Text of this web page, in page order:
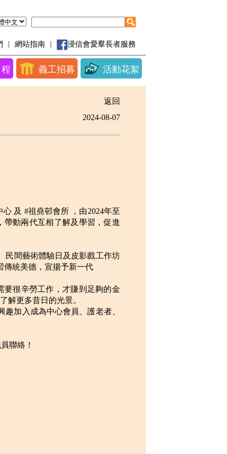
| 網站指南 | 浸信會愛羣長者服務
義工招募 活動花絮
2024-08-07
返回
及 #祖堯邨會所 ，由2024年至
帶動兩代互相了解及學習，促進
民間藝術體驗日及皮影戲工作坊
傳統美德，宣揚予新一代
要很辛勞工作，才賺到足夠的金
解更多昔日的光景。
加入成為中心會員、護老者、
聯絡！